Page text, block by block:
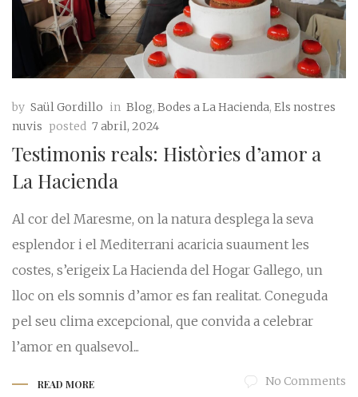
by Saül Gordillo in Blog, Bodes a La Hacienda, Els nostres
nuvis posted 7 abril, 2024
Testimonis reals: Històries d’amor a
La Hacienda
Al cor del Maresme, on la natura desplega la seva
esplendor i el Mediterrani acaricia suaument les
costes, s’erigeix La Hacienda del Hogar Gallego, un
lloc on els somnis d’amor es fan realitat. Coneguda
pel seu clima excepcional, que convida a celebrar
l’amor en qualsevol...
READ MORE No Comments